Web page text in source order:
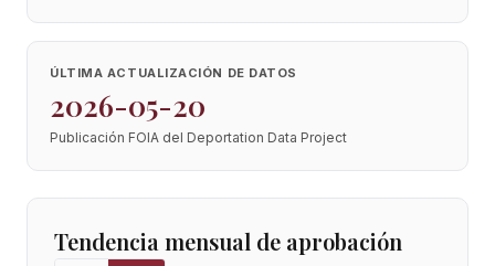
ÚLTIMA ACTUALIZACIÓN DE DATOS
2026-05-20
Publicación FOIA del Deportation Data Project
Tendencia mensual de aprobación